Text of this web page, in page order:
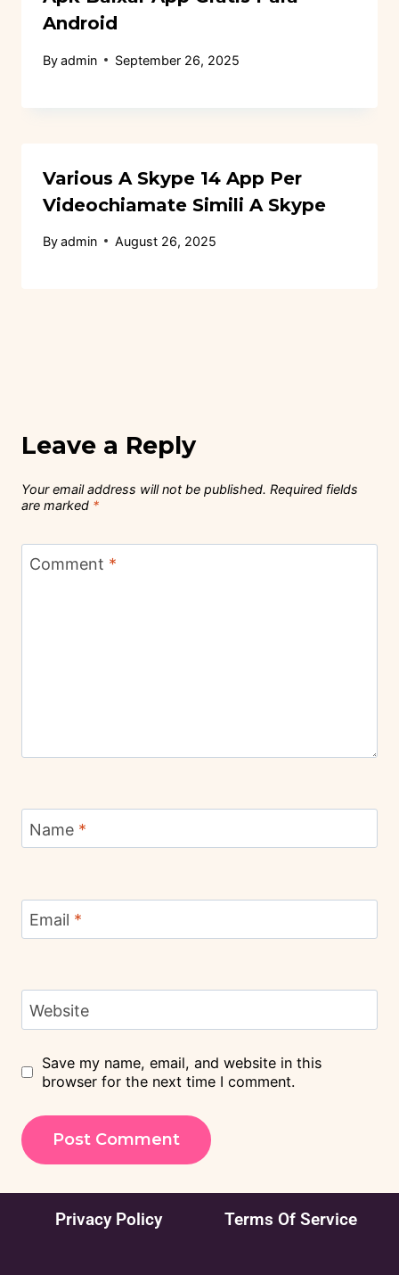
Android
Byadmin September 26, 2025
Various A Skype 14 App Per
Videochiamate Simili A Skype
Byadmin August 26, 2025
Leave a Reply
Your email address will not be published. Required fields
are marked *
Comment *
Name *
Email *
Website
Save my name, email, and website in this
browser for the next time I comment.
Privacy Policy Terms Of Service